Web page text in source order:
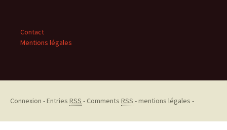
Contact
Mentions légales
Connexion -Entries RSS - Comments RSS -mentions légales -